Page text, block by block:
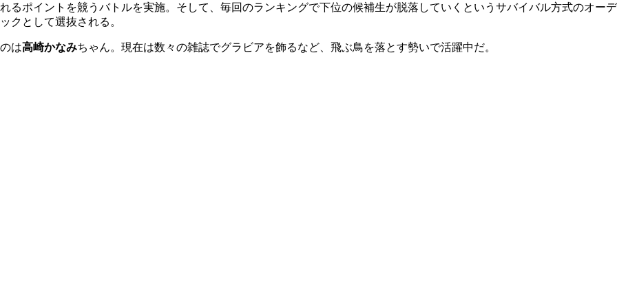
るポイントを競うバトルを実施。そして、毎回のランキングで下位の候補生が脱落していくというサバイバル方式のオーデ
クとして選抜される。
は高崎かなみちゃん。現在は数々の雑誌でグラビアを飾るなど、飛ぶ鳥を落とす勢いで活躍中だ。